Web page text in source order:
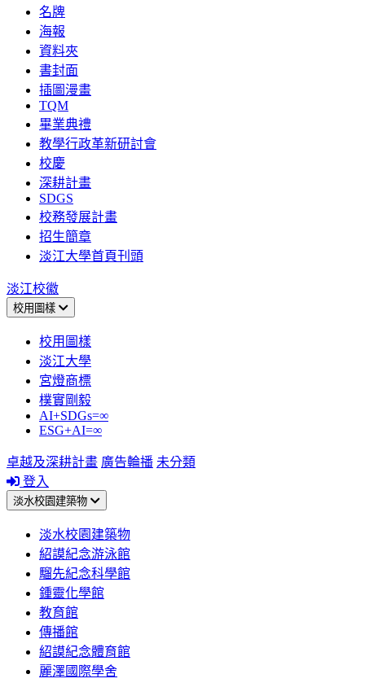
名牌
海報
資料夾
書封面
插圖漫畫
TQM
畢業典禮
教學行政革新研討會
校慶
深耕計畫
SDGS
校務發展計畫
招生簡章
淡江大學首頁刊頭
淡江校徽
校用圖樣
校用圖樣
淡江大學
宮燈商標
樸實剛毅
AI+SDGs=∞
ESG+AI=∞
卓越及深耕計畫 廣告輪播 未分類
登入
淡水校園建築物
淡水校園建築物
紹謨紀念游泳館
騮先紀念科學館
鍾靈化學館
教育館
傳播館
紹謨紀念體育館
麗澤國際學舍